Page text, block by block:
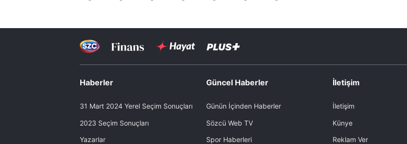
Haberler
31 Mart 2024 Yerel Seçim Sonuçları
2023 Seçim Sonuçları
Yazarlar
Güncel Haberler
Günün İçinden Haberler
Sözcü Web TV
Spor Haberleri
İletişim
İletişim
Künye
Reklam Ver